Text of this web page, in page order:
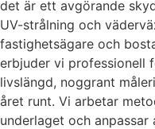
det är ett avgörande
UV-strålning och
fastighetsägare och
erbjuder vi professionell
livslängd, noggrant
året runt. Vi arbetar
underlaget och